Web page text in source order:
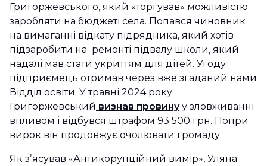
Григоржевського, який «торгував» можливістю
заробляти на бюджеті села. Попався чиновник
на вимаганні відкату підрядника, який хотів
підзаробити на ремонті підвалу школи, який
надалі мав стати укриттям для дітей. Угоду
підприємець отримав через вже згаданий нами
Відділ освіти. У травні 2024 року
Григоржевський визнав провинуу зловживанні
впливом і відбувся штрафом 93 500 грн. Попри
вирок він продовжує очолювати громаду.
Як зʼясував «Антикорупційний вимір», Уляна